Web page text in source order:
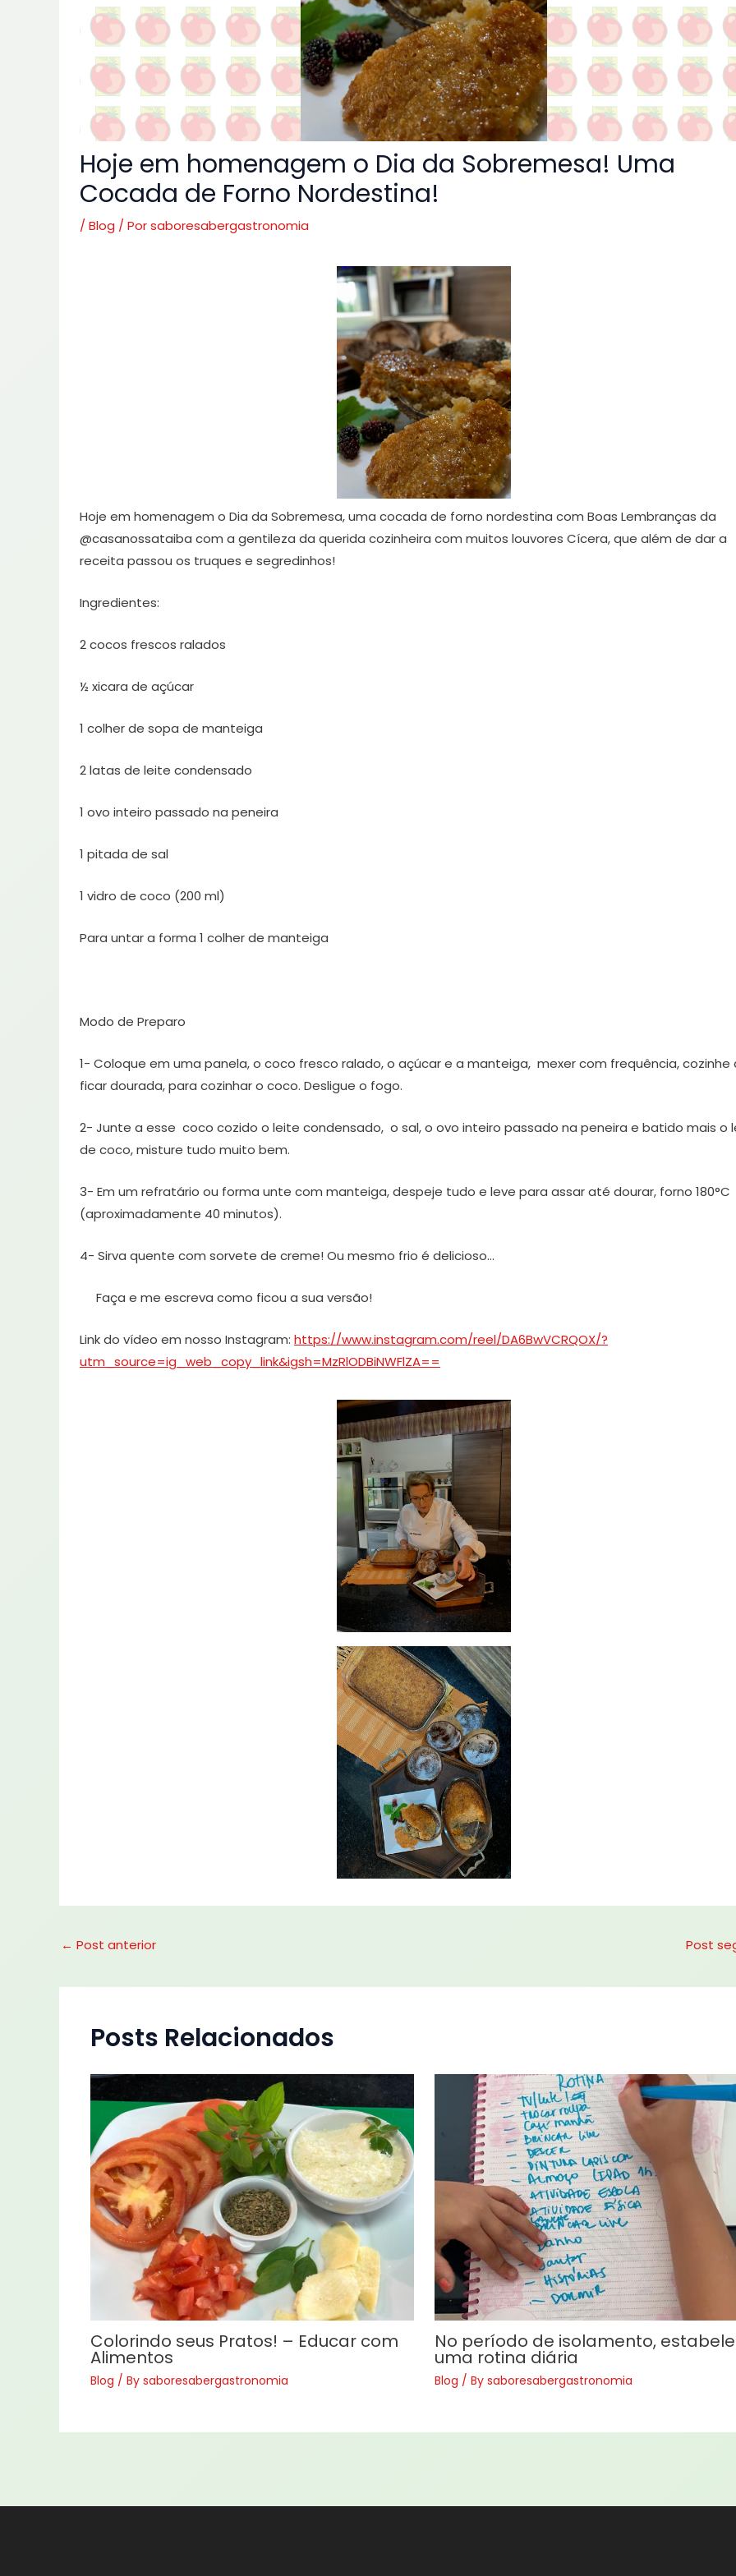
Hoje em homenagem o Dia da Sobremesa! Uma
Cocada de Forno Nordestina!
/ Blog / Porsaboresabergastronomia
Hoje em homenagem o Dia da Sobremesa, uma cocada de forno nordestina com Boas Lembranças da
@casanossataiba com a gentileza da querida cozinheira com muitos louvores Cícera, que além de dar a
receita passou os truques e segredinhos!
Ingredientes:
2 cocos frescos ralados
½ xicara de açúcar
1 colher de sopa de manteiga
2 latas de leite condensado
1 ovo inteiro passado na peneira
1 pitada de sal
1 vidro de coco (200 ml)
Para untar a forma 1 colher de manteiga
Modo de Preparo
1- Coloque em uma panela, o coco fresco ralado, o açúcar e a manteiga, mexer com frequência, cozinhe
ficar dourada, para cozinhar o coco. Desligue o fogo.
2- Junte a esse coco cozido o leite condensado, o sal, o ovo inteiro passado na peneira e batido mais o
de coco, misture tudo muito bem.
3- Em um refratário ou forma unte com manteiga, despeje tudo e leve para assar até dourar, forno 180°C
(aproximadamente 40 minutos).
4- Sirva quente com sorvete de creme! Ou mesmo frio é delicioso…
Faça e me escreva como ficou a sua versão!
Link do vídeo em nosso Instagram: https://www.instagram.com/reel/DA6BwVCRQOX/?
utm_source=ig_web_copy_link&igsh=MzRlODBiNWFlZA==
← Post anterior Post
Posts Relacionados
Colorindo seus Pratos! – Educar com
Alimentos
Blog / By saboresabergastronomia
No período de isolamento,
uma rotina diária
Blog / By saboresabergastronomia